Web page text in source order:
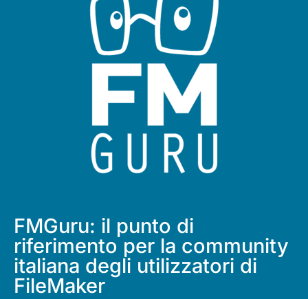
FMGuru: il punto di
riferimento per la community
italiana degli utilizzatori di
FileMaker